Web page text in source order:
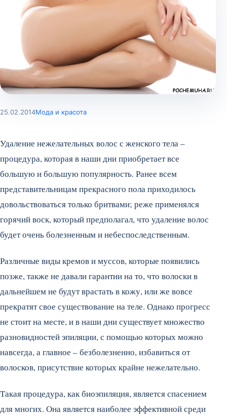
25.02.2014Мода и красота
Удаление нежелательных волос с женского тела –
процедура, которая в наши дни приобретает все
большую и большую популярность. Ранее всем
представительницам прекрасного пола приходилось
довольствоваться только бритвами; реже применялся
горячий воск, который предполагал, что удаление волос
будет очень болезненным и небеспоследственным.
Различные виды кремов и муссов, которые появились
позже, также не давали гарантии на то, что волоски в
дальнейшем не будут врастать в кожу, или же вовсе
прекратят свое существование на теле. Однако прогресс
не стоит на месте, и в наши дни существует множество
разновидностей эпиляции, с помощью которых можно
навсегда, а главное – безболезненно, избавиться от
волосков, присутствие которых крайне нежелательно.
Такая процедура, как биоэпиляция, является спасением
для многих. Она является наиболее эффективной среди